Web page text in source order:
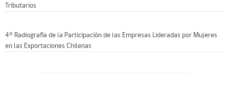
Tributarios
4° Radiografía de la Participación de las Empresas Lideradas por Mujeres
en las Exportaciones Chilenas